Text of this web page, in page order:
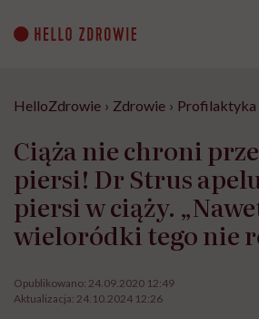
content
HelloZdrowie › Zdrowie › Profilaktyka
Ciąża nie chroni
piersi! Dr Strus
piersi w ciąży.
wieloródki tego nie
Opublikowano: 24.09.2020 12:49
Aktualizacja: 24.10.2024 12:26